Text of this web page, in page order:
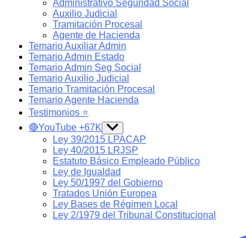
Administrativo Seguridad Social
Auxilio Judicial
Tramitación Procesal
Agente de Hacienda
Temario Auxiliar Admin
Temario Admin Estado
Temario Admin Seg Social
Temario Auxilio Judicial
Temario Tramitación Procesal
Temario Agente Hacienda
Testimonios ⭐️
🔴YouTube +67K Show
sub
menu
Ley 39/2015 LPACAP
Ley 40/2015 LRJSP
Estatuto Básico Empleado Público
Ley de Igualdad
Ley 50/1997 del Gobierno
Tratados Unión Europea
Ley Bases de Régimen Local
Ley 2/1979 del Tribunal Constitucional